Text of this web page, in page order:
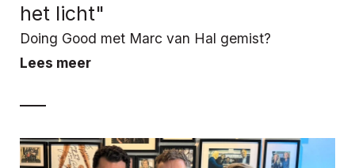
het licht"
Doing Good met Marc van Hal gemist?
Lees meer